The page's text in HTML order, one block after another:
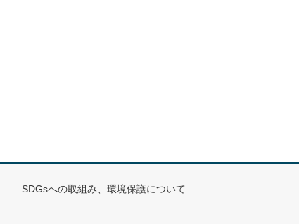
SDGsへの取組み、環境保護について